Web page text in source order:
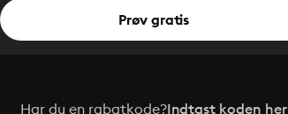
Prøv gratis
Har du en rabatkode?Indtast koden her